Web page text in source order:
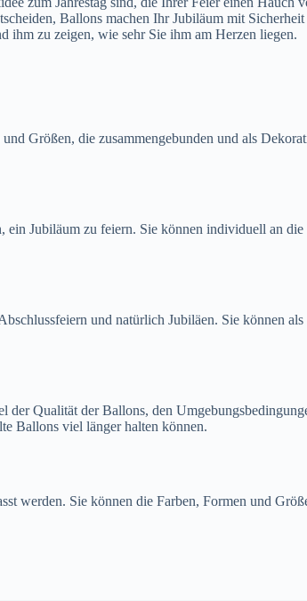
Ballons machen Ihr Jubiläum mit
ihm zu zeigen, wie sehr Sie ihm am Herzen liegen.
Größen, die zusammengebunden und als
Jubiläum zu feiern. Sie können individuell an
und natürlich Jubiläen. Sie können
der Qualität der Ballons, den
Ballons viel länger halten können.
werden. Sie können die Farben, Formen und